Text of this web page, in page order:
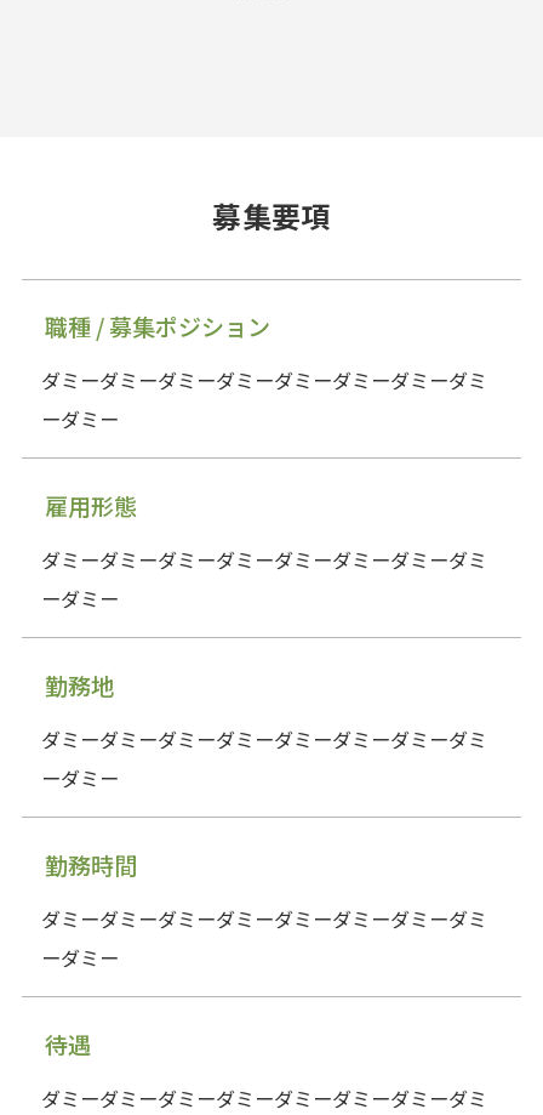
募集要項
職種 / 募集ポジション
ダミーダミーダミーダミーダミーダミーダミーダミ
ーダミー
雇用形態
ダミーダミーダミーダミーダミーダミーダミーダミ
ーダミー
勤務地
ダミーダミーダミーダミーダミーダミーダミーダミ
ーダミー
勤務時間
ダミーダミーダミーダミーダミーダミーダミーダミ
ーダミー
待遇
ダミーダミーダミーダミーダミーダミーダミーダミ